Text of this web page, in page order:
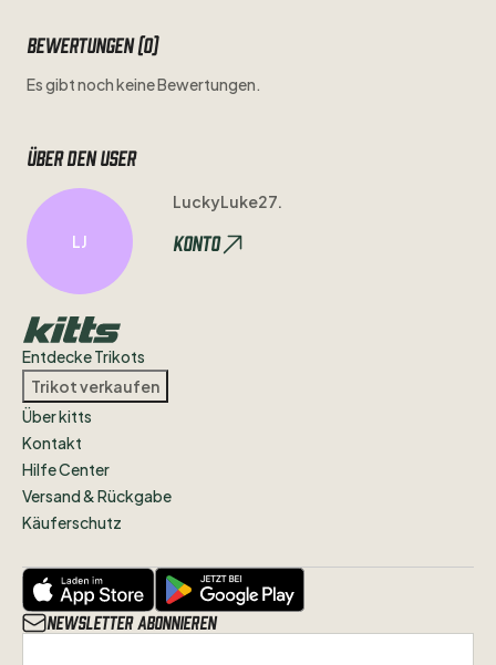
Bewertungen (0)
Es gibt noch keine Bewertungen.
Über den user
LJ
LuckyLuke27.
Konto
Entdecke Trikots
Trikot verkaufen
Über kitts
Kontakt
Hilfe Center
Versand & Rückgabe
Käuferschutz
Newsletter abonnieren